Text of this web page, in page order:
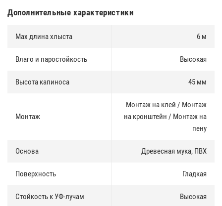
Дополнительные характеристики
Max длина хлыста 6 м
Влаго и паростойкость Высокая
Высота капиноса 45 мм
Монтаж
Монтаж на клей / Монтаж
на кронштейн / Монтаж на
пену
Основа Древесная мука, ПВХ
Поверхность Гладкая
Стойкость к УФ-лучам Высокая